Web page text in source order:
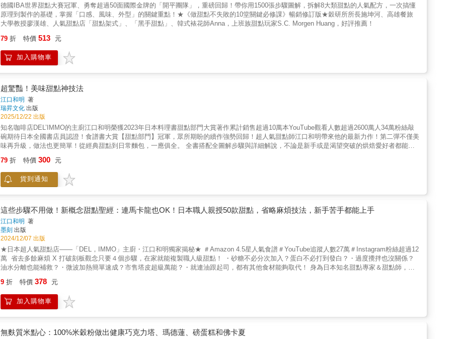
德國IBA世界甜點大賽冠軍、勇奪超過50面國際金牌的「開平團隊」，重磅回歸！帶你用1500張步驟圖解，拆解8大類甜點的人氣配方，一次搞懂
原理到製作的基礎，掌握「口感、風味、外型」的關鍵重點！★《做甜點不失敗的10堂關鍵必修課》暢銷修訂版★穀研所所長施坤河、高雄餐旅
大學教授廖漢雄、人氣甜點店「甜點架式」、「黑手甜點」、韓式裱花師Anna，上班族甜點玩家S.C. Morgen Huang，好評推薦！
79 折 特價 513 元
加入購物車
超驚豔！美味甜點神技法
江口和明 著
瑞昇文化 出版
2025/12/22 出版
知名咖啡店DEL’IMMO的主廚江口和明榮獲2023年日本料理書甜點部門大賞著作累計銷售超過10萬本YouTube觀看人數超過2600萬人34萬粉絲敲
碗期待日本全國書店員認證！食譜書大賞【甜點部門】冠軍，眾所期盼的續作強勢回歸！超人氣甜點師江口和明帶來他的最新力作！第二彈不僅美
味再升級，做法也更簡單！從經典甜點到日常麵包，一應俱全。 全書搭配全圖解步驟與詳細解說，不論是新手或是渴望突破的烘焙愛好者都能做
作甜點時要記住的三種攪拌法：盆底翻拌用左手(如果慣用手是左手，則改用右手握盆)一點一點將攪拌盆往自己轉的同時，用橡膠刮刀從盆底將麵
糊以撈起的方式攪拌，把整體拌勻。中心攪拌攪拌材料時，從中心開始攪拌是成功製作甜點的訣竅。尤其是將低筋麵粉、高筋麵粉等粉類加入液體
時，從中心攪拌才不會結塊，同時能將所有材料確實拌勻。先取部分攪拌，再倒回麵糊要將牛奶等液體跟麵糊混合時，可以先撈取部分麵糊加入，
即化！「舒芙蕾厚鬆餅」✓ 1顆雞蛋就能做！「經典甜甜圈」✓不需要烤箱！「酥脆塔皮草莓塔」✓10分鐘完成！「入口即化法式吐司」✓起司抹
醬真美味！「胡蘿蔔蛋糕」❤讀者回饋我平時都會看教學影片，但每次要確認材料份量時，就覺得有本實體書應該會方便很多，於是就買了！這本
書裡的每一道甜點，看起來都讓人幹勁十足，心想：「好，就來做這個！」因為步驟簡單、講解又清楚。而且書裡的照片都超美，光是用看的就覺
得很享受，真的是一本很賞心悅目的書！*****我已經打定主意要收藏江口主廚所有的甜點書，所以這本當然也入手了！這次書中首次收錄了麵包食
譜，讓我非常期待動手嘗試！我已經參照食譜做了「地瓜甜薯蛋糕」，成品非常美味。*****作為一本食譜書，這本書的照片非常豐富，對於理解步
驟和材料的狀態都很有幫助。此外，書中還介紹了所使用的工具，並附上了食材索引，這些細節都顯得非常貼心。❤本書特色1.專為新手設計，零
失敗又充滿創意。2.從基礎工具到關鍵技巧，一步步圖解教學，讓初學者輕鬆上手，享受烘焙的成就感。3.激發進階者的靈感，突破技術與想像
力。4.透過獨特配方與創意組合，幫助已有經驗的烘焙者挑戰新領域，提升手藝與美學視野。5.每一道甜點都藏著驚喜——可能是外型的顛覆，或
是口感的層次變化，讓烘焙過程充滿樂趣。
79 折 特價 300 元
貨到通知
這些步驟不用做！新概念甜點聖經：連馬卡龍也OK！日本職人親授50款甜點，省略麻煩技法，新手苦手都能上手
江口和明 著
墨刻 出版
2024/12/07 出版
★日本超人氣甜點店——「DEL，IMMO」主廚・江口和明獨家揭秘★ ＃Amazon 4.5星人氣食譜＃YouTube追蹤人數27萬＃Instagram粉絲超過12
萬 省去多餘麻煩 X 打破刻板觀念只要４個步驟，在家就能複製職人級甜點！ ・砂糖不必分次加入？蛋白不必打到發白？・過度攪拌也沒關係？
油水分離也能補救？・微波加熱簡單速成？市售塔皮超級萬能？・就連油跟起司，都有其他食材能夠取代！ 身為日本知名甜點專家＆甜點師，江
敗率降為０，讓製作甜點變成一件簡簡單單、輕輕鬆鬆的事情！ 19款基礎食譜 X 50種美味饗宴 新手也不用害怕失敗，苦手也會狂讚超簡單！ ・
古典巧克力蛋糕、磅蛋糕、戚風蛋糕、起司蛋糕、海綿蛋糕⋯⋯・泡芙、千層、塔派、馬卡龍、餅乾、佛羅倫丁⋯⋯・布朗尼、司康、可麗露、布
丁、慕斯、冰淇淋⋯⋯ 無論是適合節日慶祝＆生日祝福的經典蛋糕、當作下午茶搭配的餅乾點心，還是炎炎夏日必備的創意冰淇淋，都能靠自己
照著我的食譜製作的話，一定會成功！」
9 折 特價 378 元
加入購物車
無麩質米點心：100%米穀粉做出健康巧克力塔、瑪德蓮、磅蛋糕和佛卡夏